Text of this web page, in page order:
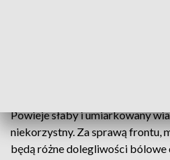
Powieje słaby i umiarkowany
niekorzystny. Za sprawą frontu,
będą różne dolegliwości bólowe